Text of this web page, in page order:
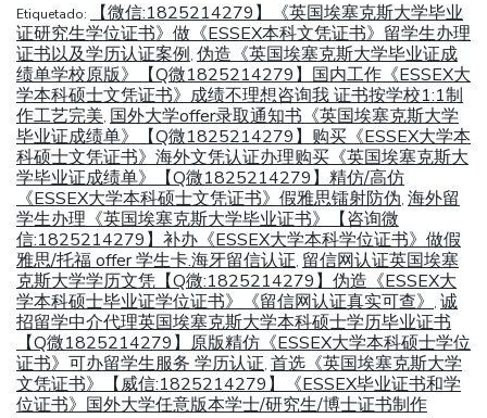
Etiquetado:
【微信:1825214279】《英国埃塞克斯大学毕业
证研究生学位证书》做《ESSEX本科文凭证书》留学生办理
证书以及学历认证案例, 伪造《英国埃塞克斯大学毕业证成
绩单学校原版》【Q微1825214279】国内工作《ESSEX大
学本科硕士文凭证书》成绩不理想咨询我 证书按学校1:1制
作工艺完美, 国外大学offer录取通知书《英国埃塞克斯大学
毕业证成绩单》【Q微1825214279】购买《ESSEX大学本
科硕士文凭证书》海外文凭认证办理购买《英国埃塞克斯大
学毕业证成绩单》【Q微1825214279】精仿/高仿
《ESSEX大学本科硕士文凭证书》假雅思镭射防伪, 海外留
学生办理《英国埃塞克斯大学毕业证书》【咨询微
信:1825214279】补办《ESSEX大学本科学位证书》做假
雅思/托福 offer 学生卡.海牙留信认证, 留信网认证英国埃塞
克斯大学学历文凭【Q微:1825214279】伪造《ESSEX大
学本科硕士毕业证学位证书》《留信网认证真实可查》
, 诚
招留学中介代理英国埃塞克斯大学本科硕士学历毕业证书
【Q微1825214279】原版精仿《ESSEX大学本科硕士学位
证书》可办留学生服务 学历认证, 首选《英国埃塞克斯大学
文凭证书》【威信:1825214279】《ESSEX毕业证书和学
位证书》国外大学任意版本学士/研究生/博士证书制作